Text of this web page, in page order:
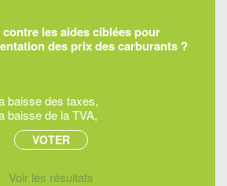
les aides ciblées pour
des prix des carburants ?
baisse des taxes,
baisse de la TVA,
Voir les résultats